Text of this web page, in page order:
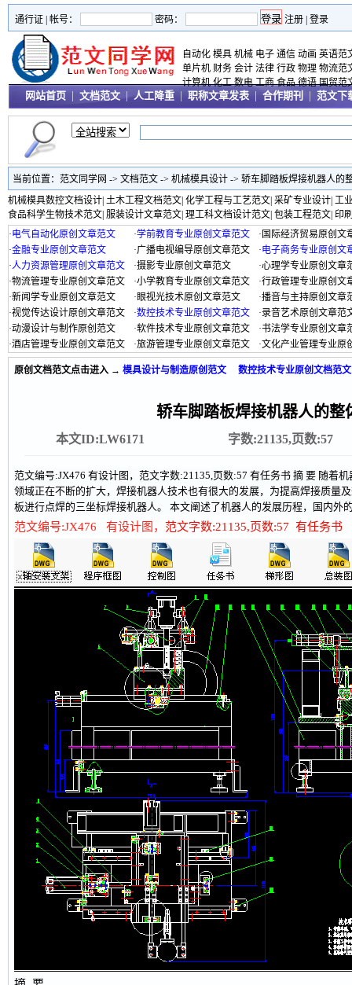
通行证 | 帐号： 密码： 注册 登录
自动化 模具 机械 电子 通信 动画 英语范
单片机 财务 会计 法律 行政 物理 物流范
计算机 化工 数电 工商 食品 德语 国贸范
网站首页 文档范文 | 人工降重 职称文章发表 合作期刊 范文下
当前位置： 范文同学网 -> 文档范文 -> 机械模具设计 -> 轿车脚踏板焊接机器人的
机械模具数控文档设计 土木工程文档范文 化学工程与工艺范文 采矿专业设计 工
食品科学生物技术范文 服装设计文章范文 理工科文档设计范文 包装工程范文 印
·电气自动化原创文章范文 ·学前教育专业原创文章范文 · 国际经济贸易原创文
·金融专业原创文章范文 ·广播电视编导原创文章范文 ·电子商务专业原创文
·人力资源管理原创文章范文 ·摄影专业原创文章范文 ·心理学专业原创文章
·物流管理专业原创文章范文 ·小学教育专业原创文章范文 ·行政管理专业原创文
·新闻学专业原创文章范文 ·眼视光技术原创文章范文 ·播音与主持原创文章
·视觉传达设计原创文章范文 ·数控技术专业原创文章范文 ·录音艺术原创文章范
·动漫设计与制作原创范文 ·软件技术专业原创文章范文 ·书法学专业原创文章
·酒店管理专业原创文章范文 ·旅游管理专业原创文章范文 ·文化产业管理专业原
原创文档范文点击进入 → 模具设计与制造原创范文 数控技术专业原创文档范文
轿车脚踏板焊接机器人的整
本文ID:LW6171 字数:21135,页数:57
范文编号:JX476 有设计图，范文字数:21135,页数:57 有任务书 摘 要 随着
领域正在不断的扩大，焊接机器人技术也有很大的发展，为提高焊接质量
板进行点焊的三坐标焊接机器人。 本文阐述了机器人的发展历程，国内外
范文编号:JX476 有设计图， 范文字数:21135,页数:57 有任务书